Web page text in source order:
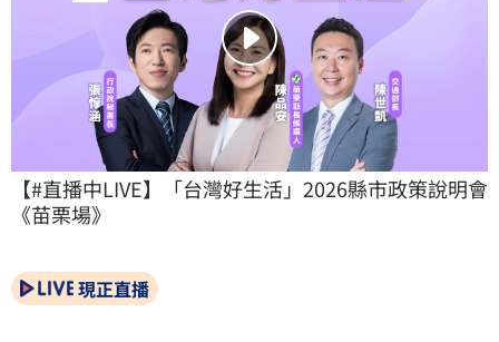
【#直播中LIVE】「台灣好生活」2026縣市政策說明會
《苗栗場》
現正直播